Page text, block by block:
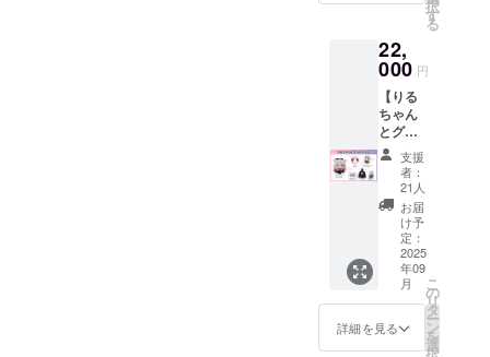
ポリシーに
準じて管理
させていた
だきます。
るみ 2
点 ・ぷ
に缶 1
点 ・ア
クリル
スタン
ド 1点
・クリ
アポー
チ 1点
・パー
カー 1
点 ・ク
ラファ
ン記念
カー
ド 1点
択
す
る
22,
000 円
【りる
ちゃん
とグッ
ズプラ
ン】 ・
ぬいぐ
るみ 1
点 ・ぷ
に缶 1
点 ・ア
クリル
スタン
ド 1点
・クリ
アポー
支援
者：
21人
お届
け予
定：
2025
年09
月
詳細を見る
こ
の
リ
タ
ー
ン
を
選